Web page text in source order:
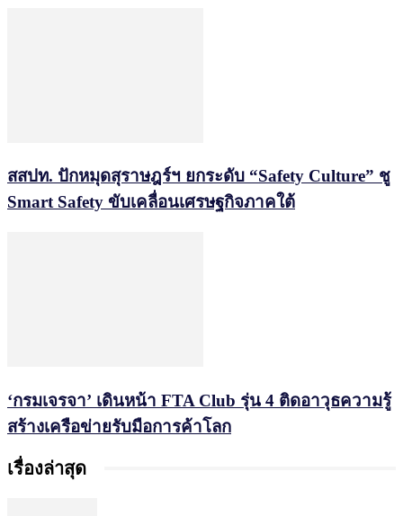
สสปท. ปักหมุดสุราษฎร์ฯ ยกระดับ “Safety Culture” ชู
Smart Safety ขับเคลื่อนเศรษฐกิจภาคใต้
‘กรมเจรจา’ เดินหน้า FTA Club รุ่น 4 ติดอาวุธความรู้
สร้างเครือข่ายรับมือการค้าโลก
เรื่องล่าสุด